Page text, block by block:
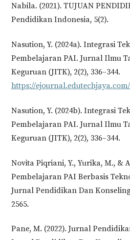
Nabila. (2021). TUJUAN
Pendidikan Indonesia, 5(2).
Nasution, Y. (2024a). Integrasi
Pembelajaran PAI. Jurnal Ilmu
Keguruan (JITK), 2(2), 336–344.
https://
Nasution, Y. (2024b). Integrasi
Pembelajaran PAI. Jurnal Ilmu
Keguruan (JITK), 2(2), 336–344.
Novita Piqriani, Y., Yurika, M., &
Pembelajaran PAI Berbasis
Jurnal Pendidikan Dan
2565.
Pane, M. (2022). Jurnal